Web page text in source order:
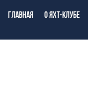
Главная О яхт-клубе